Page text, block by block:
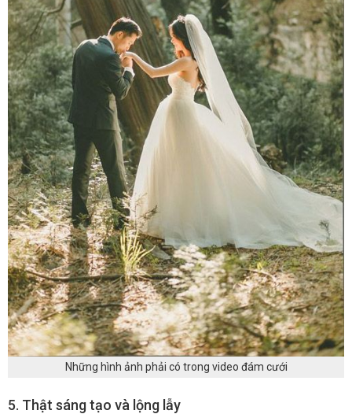
Những hình ảnh phải có trong video đám cưới
5. Thật sáng tạo và lộng lẫy